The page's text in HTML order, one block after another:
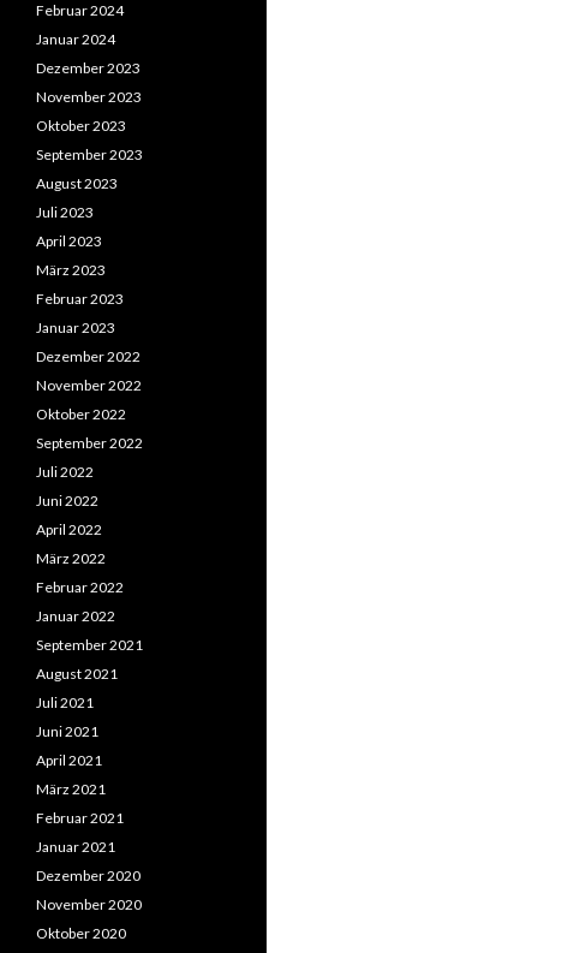
Februar 2024
Januar 2024
Dezember 2023
November 2023
Oktober 2023
September 2023
August 2023
Juli 2023
April 2023
März 2023
Februar 2023
Januar 2023
Dezember 2022
November 2022
Oktober 2022
September 2022
Juli 2022
Juni 2022
April 2022
März 2022
Februar 2022
Januar 2022
September 2021
August 2021
Juli 2021
Juni 2021
April 2021
März 2021
Februar 2021
Januar 2021
Dezember 2020
November 2020
Oktober 2020